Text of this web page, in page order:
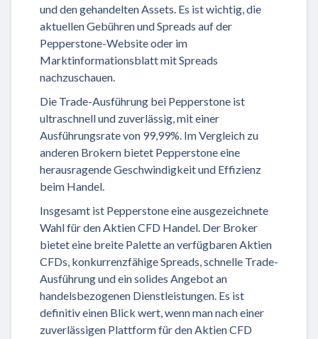
und den gehandelten Assets. Es ist wichtig, die
aktuellen Gebühren und Spreads auf der
Pepperstone-Website oder im
Marktinformationsblatt mit Spreads
nachzuschauen.
Die Trade-Ausführung bei Pepperstone ist
ultraschnell und zuverlässig, mit einer
Ausführungsrate von 99,99%. Im Vergleich zu
anderen Brokern bietet Pepperstone eine
herausragende Geschwindigkeit und Effizienz
beim Handel.
Insgesamt ist Pepperstone eine ausgezeichnete
Wahl für den Aktien CFD Handel. Der Broker
bietet eine breite Palette an verfügbaren Aktien
CFDs, konkurrenzfähige Spreads, schnelle Trade-
Ausführung und ein solides Angebot an
handelsbezogenen Dienstleistungen. Es ist
definitiv einen Blick wert, wenn man nach einer
zuverlässigen Plattform für den Aktien CFD